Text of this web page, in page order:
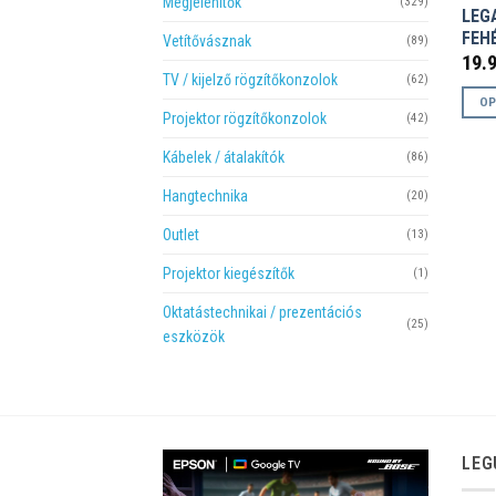
Vetítővásznak (89)
TV / kijelző rögzítőkonzolok (62)
Projektor rögzítőkonzolok (42)
Kábelek / átalakítók (86)
Hangtechnika (20)
Outlet (13)
Projektor kiegészítők (1)
Oktatástechnikai / prezentációs
eszközök
(25)